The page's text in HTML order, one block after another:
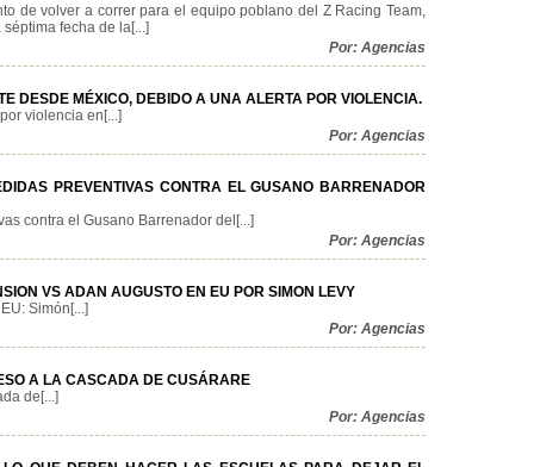
de volver a correr para el equipo poblano del Z Racing Team,
fecha de la[...]
Por: Agencias
DESDE MÉXICO, DEBIDO A UNA ALERTA POR VIOLENCIA.
violencia en[...]
Por: Agencias
PREVENTIVAS CONTRA EL GUSANO BARRENADOR
contra el Gusano Barrenador del[...]
Por: Agencias
VS ADAN AUGUSTO EN EU POR SIMON LEVY
Simón[...]
Por: Agencias
A LA CASCADA DE CUSÁRARE
de[...]
Por: Agencias